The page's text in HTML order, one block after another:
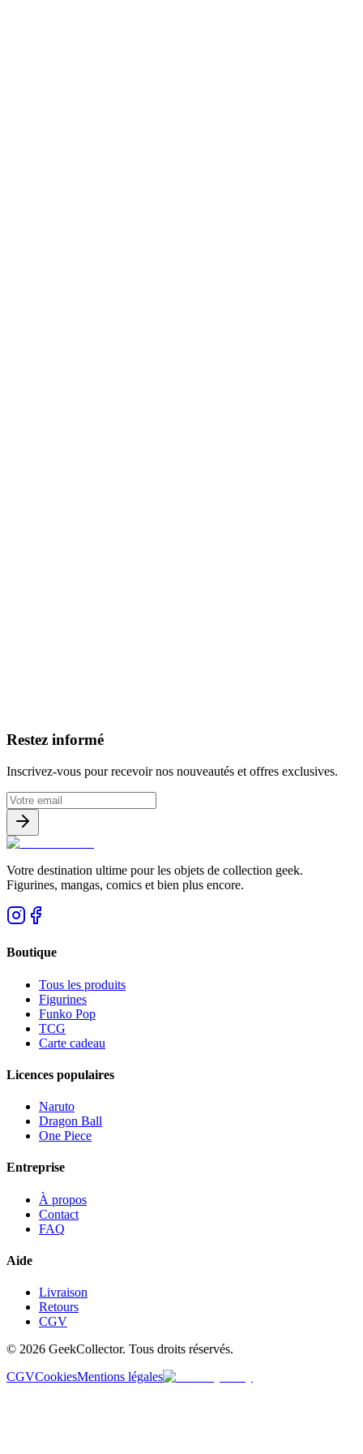
Restez informé
Inscrivez-vous pour recevoir nos nouveautés et offres exclusives.
Votre destination ultime pour les objets de collection geek.
Figurines, mangas, comics et bien plus encore.
Boutique
Tous les produits
Figurines
Funko Pop
TCG
Carte cadeau
Licences populaires
Naruto
Dragon Ball
One Piece
Entreprise
À propos
Contact
FAQ
Aide
Livraison
Retours
CGV
© 2026 GeekCollector. Tous droits réservés.
CGVCookiesMentions légales